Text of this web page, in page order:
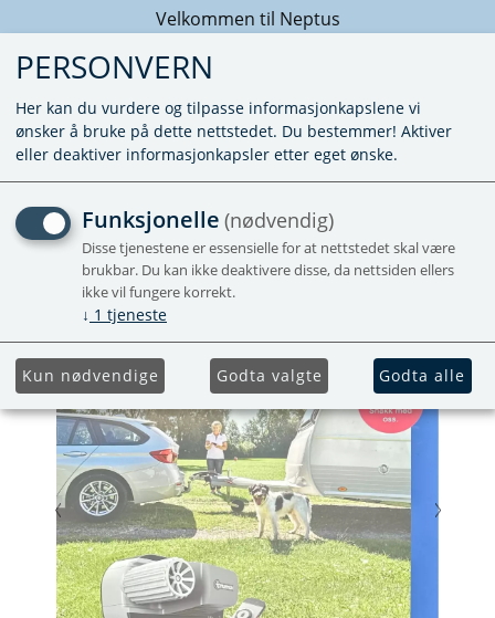
Velkommen til Neptus
POSTER MOVER XT 2-
SIDED A1_0124_NO
PERSONVERN
Her kan du vurdere og tilpasse informasjonkapslene vi
ønsker å bruke på dette nettstedet. Du bestemmer! Aktiver
eller deaktiver informasjonkapsler etter eget ønske.
Funksjonelle (nødvendig)
Disse tjenestene er essensielle for at nettstedet skal være
brukbar. Du kan ikke deaktivere disse, da nettsiden ellers
ikke vil fungere korrekt.
↓ 1 tjeneste
Kun nødvendige Godta valgte Godta alle